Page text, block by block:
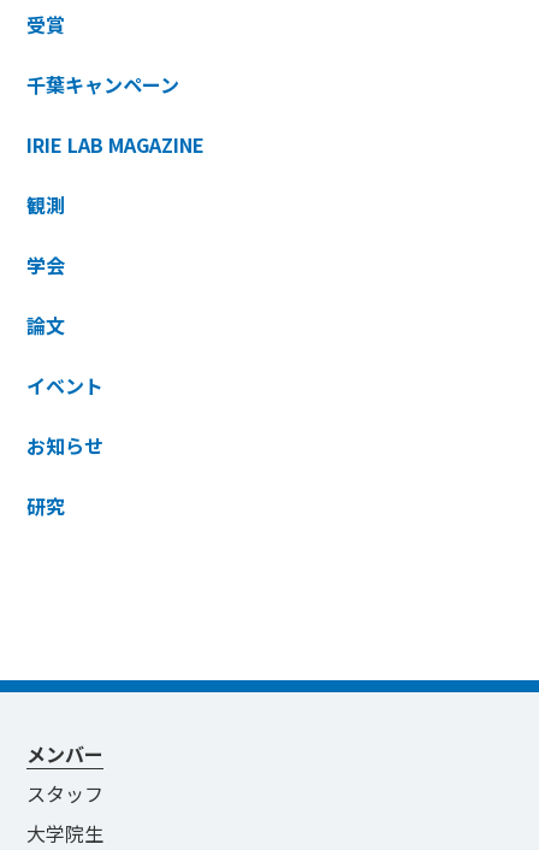
受賞
千葉キャンペーン
IRIE LAB MAGAZINE
観測
学会
論文
イベント
お知らせ
研究
メンバー
スタッフ
大学院生